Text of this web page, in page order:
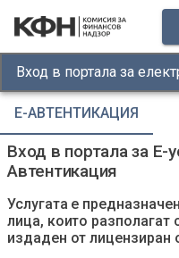
Вход в портала за
Е-АВТЕНТИКАЦИЯ
Вход в портала за Е-
Автентикация
Услугата е
лица, които разполагат
издаден от лицензиран